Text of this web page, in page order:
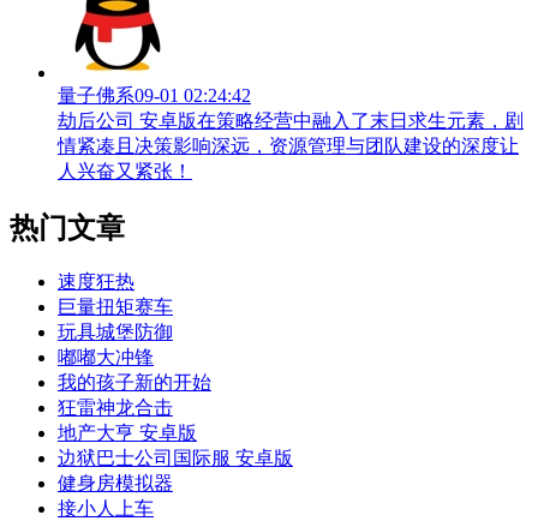
量子佛系09-01 02:24:42
劫后公司 安卓版在策略经营中融入了末日求生元素，剧
情紧凑且决策影响深远，资源管理与团队建设的深度让
人兴奋又紧张！
热门文章
速度狂热
巨量扭矩赛车
玩具城堡防御
嘟嘟大冲锋
我的孩子新的开始
狂雷神龙合击
地产大亨 安卓版
边狱巴士公司国际服 安卓版
健身房模拟器
接小人上车